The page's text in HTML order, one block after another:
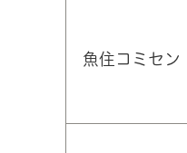
魚住コミセン